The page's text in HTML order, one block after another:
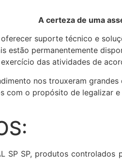
A certeza de uma
suporte técnico e
estão permanentemente
das atividades de
nos trouxeram
com o propósito de legalizar
SP SP, produtos